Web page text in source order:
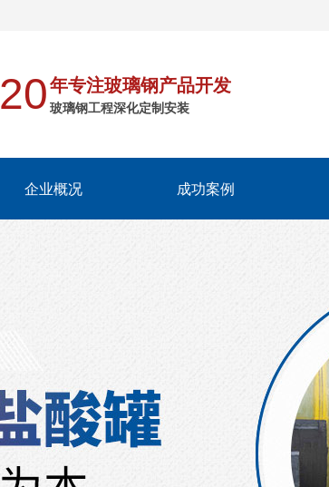
20年专注玻璃钢产品开发
玻璃钢工程深化定制安装
企业概况 成功案例